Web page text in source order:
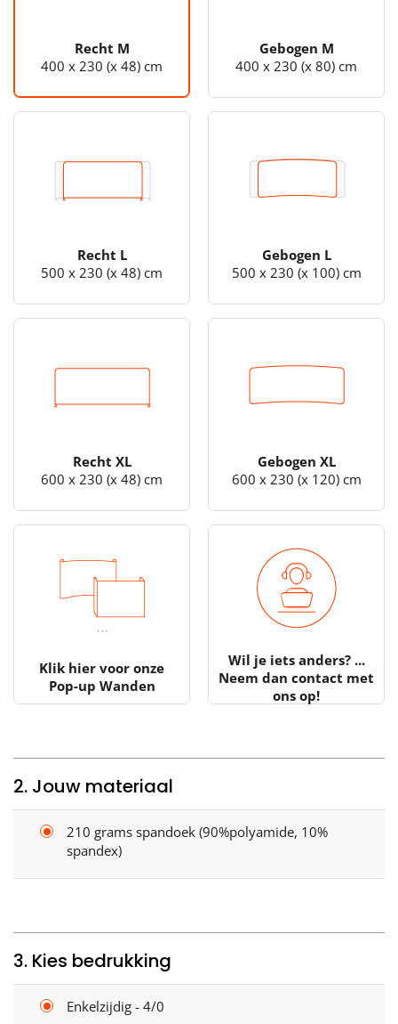
Recht M
400 x 230 (x 48) cm
Gebogen M
400 x 230 (x 80) cm
Recht L
500 x 230 (x 48) cm
Gebogen L
500 x 230 (x 100) cm
Recht XL
600 x 230 (x 48) cm
Gebogen XL
600 x 230 (x 120) cm
Klik hier voor onze
Pop-up Wanden
Wil je iets anders? ...
Neem dan contact met
ons op!
2. Jouw materiaal
210 grams spandoek (90%polyamide, 10%
spandex)
3. Kies bedrukking
Enkelzijdig - 4/0